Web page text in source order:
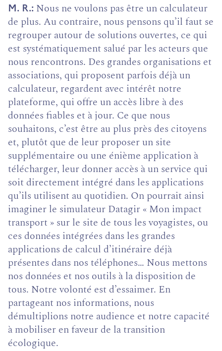
M. R. Nous ne voulons pas être un calculateur
de plus. Au contraire, nous pensons qu’il faut se
regrouper autour de solutions ouvertes, ce qui
est systématiquement salué par les acteurs que
nous rencontrons. Des grandes organisations et
associations, qui proposent parfois déjà un
calculateur, regardent avec intérêt notre
plateforme, qui offre un accès libre à des
données fiables et à jour. Ce que nous
souhaitons, c’est être au plus près des citoyens
et, plutôt que de leur proposer un site
supplémentaire ou une énième application à
télécharger, leur donner accès à un service qui
soit directement intégré dans les applications
qu’ils utilisent au quotidien. On pourrait ainsi
imaginer le simulateur Datagir « Mon impact
transport » sur le site de tous les voyagistes, ou
ces données intégrées dans les grandes
applications de calcul d’itinéraire déjà
présentes dans nos téléphones… Nous mettons
nos données et nos outils à la disposition de
tous. Notre volonté est d’essaimer. En
partageant nos informations, nous
démultiplions notre audience et notre capacité
à mobiliser en faveur de la transition
écologique.